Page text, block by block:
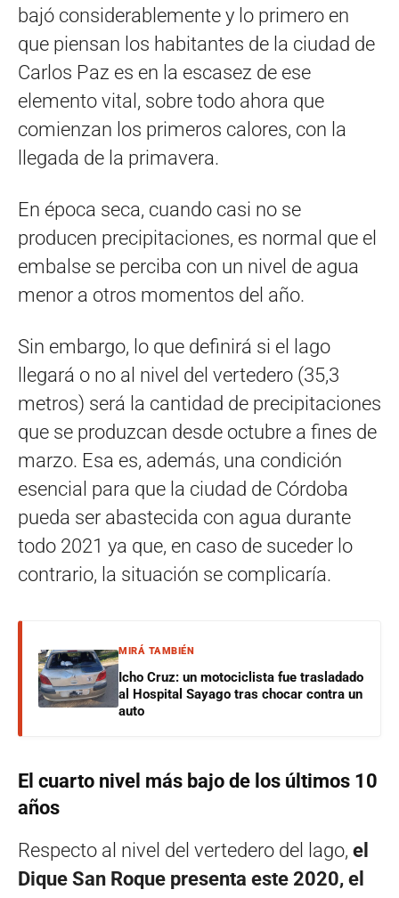
bajó considerablemente y lo primero en
que piensan los habitantes de la ciudad de
Carlos Paz es en la escasez de ese
elemento vital, sobre todo ahora que
comienzan los primeros calores, con la
llegada de la primavera.
En época seca, cuando casi no se
producen precipitaciones, es normal que el
embalse se perciba con un nivel de agua
menor a otros momentos del año.
Sin embargo, lo que definirá si el lago
llegará o no al nivel del vertedero (35,3
metros) será la cantidad de precipitaciones
que se produzcan desde octubre a fines de
marzo. Esa es, además, una condición
esencial para que la ciudad de Córdoba
pueda ser abastecida con agua durante
todo 2021 ya que, en caso de suceder lo
contrario, la situación se complicaría.
MIRÁ TAMBIÉN
Icho Cruz: un motociclista fue trasladado
al Hospital Sayago tras chocar contra un
auto
El cuarto nivel más bajo de los últimos 10
años
Respecto al nivel del vertedero del lago, el
Dique San Roque presenta este 2020, el